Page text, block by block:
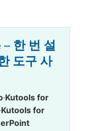
한 번 설
도구 사
·Kutools for
·Kutools for